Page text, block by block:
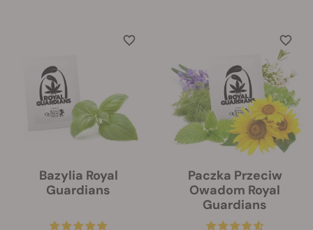
Bazylia Royal
Guardians
Paczka Przeciw
Owadom Royal
Guardians